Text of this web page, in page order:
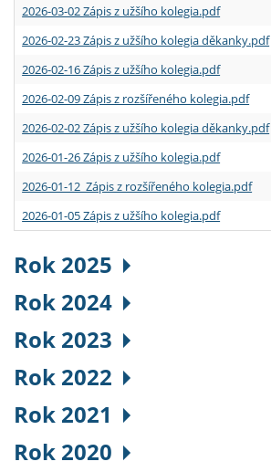
2026-03-02 Zápis z užšího kolegia.pdf
2026-02-23 Zápis z užšího kolegia děkanky.pdf
2026-02-16 Zápis z užšího kolegia.pdf
2026-02-09 Zápis z rozšířeného kolegia.pdf
2026-02-02 Zápis z užšího kolegia děkanky.pdf
2026-01-26 Zápis z užšího kolegia.pdf
2026-01-12 Zápis z rozšířeného kolegia.pdf
2026-01-05 Zápis z užšího kolegia.pdf
Rok 2025
Rok 2024
Rok 2023
Rok 2022
Rok 2021
Rok 2020